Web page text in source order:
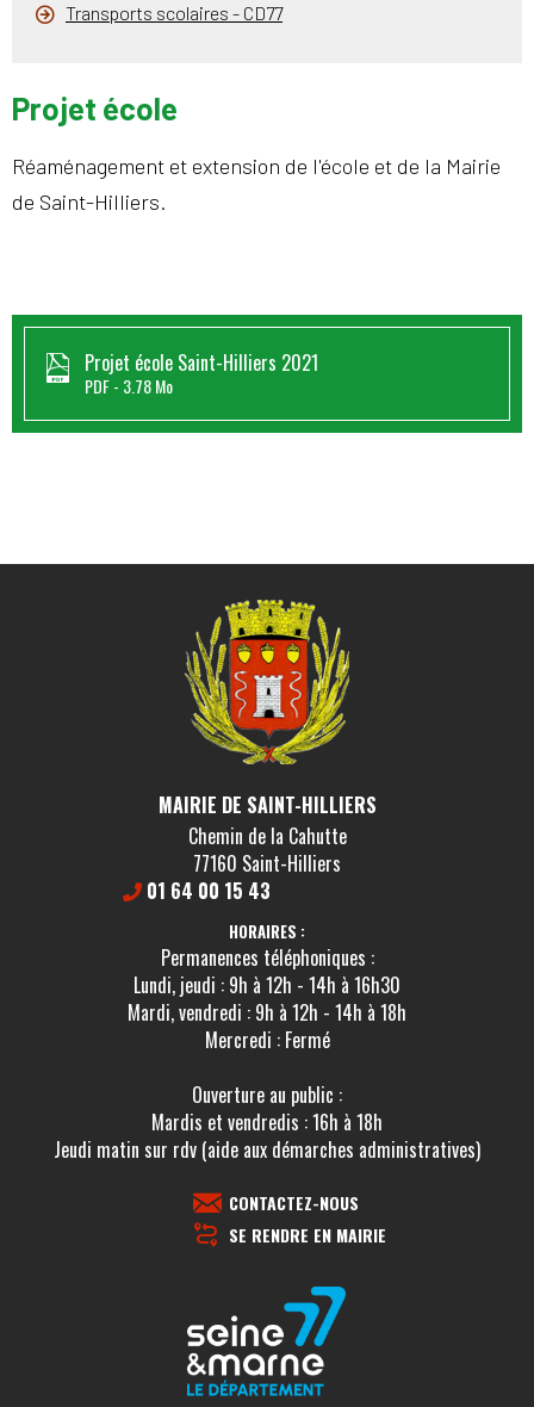
Transports scolaires - CD77
Projet école
Réaménagement et extension de l'école et de la Mairie
de Saint-Hilliers.
Projet école Saint-Hilliers 2021
PDF 3.78 Mo
MAIRIE DE SAINT-HILLIERS
Chemin de la Cahutte
77160 Saint-Hilliers
01 64 00 15 43
HORAIRES :
Permanences téléphoniques :
Lundi, jeudi : 9h à 12h - 14h à 16h30
Mardi, vendredi : 9h à 12h - 14h à 18h
Mercredi : Fermé
Ouverture au public :
Mardis et vendredis : 16h à 18h
Jeudi matin sur rdv (aide aux démarches administratives)
CONTACTEZ-NOUS
SE RENDRE EN MAIRIE